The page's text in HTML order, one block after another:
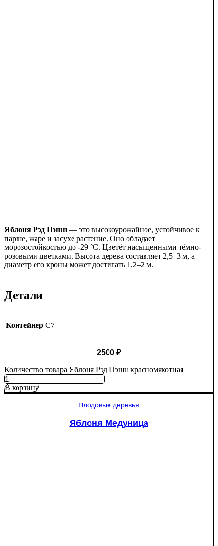
Яблоня Рэд Пэшн — это высокоурожайное, устойчивое к
парше, жаре и засухе растение. Оно обладает
морозостойкостью до -29 °C. Цветёт насыщенными тёмно-
розовыми цветками. Высота дерева составляет 2,5–3 м, а
диаметр его кроны может достигать 1,2–2 м.
Детали
Контейнер C7
2500 ₽
Количество товара Яблоня Рэд Пэшн красномякотная
В корзину
Плодовые деревья
Яблоня Медуница